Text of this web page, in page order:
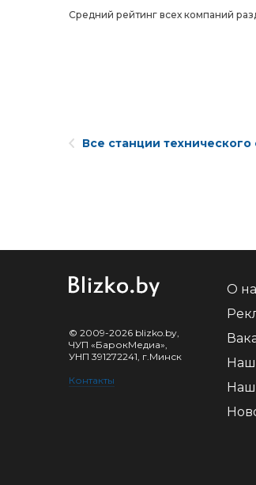
Средний рейтинг всех компаний
Все станции
© 2009-2026 blizko.by,
ЧУП «БарокМедиа»,
УНП 391272241, г.Минск
Контакты
О